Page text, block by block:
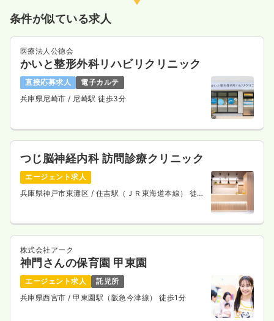
気になる
その他正看護師 一般＋療養
一時募集休止
給与 25.9万円〜/月 賞与3.2ヶ月
※経験3年の例
気になる 詳細を見る
条件が似ている求人
医療法人公徳会
かいと整形外科リハビリクリニック
直接応募求人
電子カルテ
兵庫県尼崎市 / 尼崎駅 徒歩3分
つじ脳神経内科 訪問診療クリニック
エージェント求人
兵庫県神戸市東灘区 / 住吉駅（ＪＲ東海道本線） 徒歩
株式会社アーク
神門さんの保育園 甲東園
エージェント求人
託児所
兵庫県西宮市 / 甲東園駅（阪急今津線） 徒歩1分